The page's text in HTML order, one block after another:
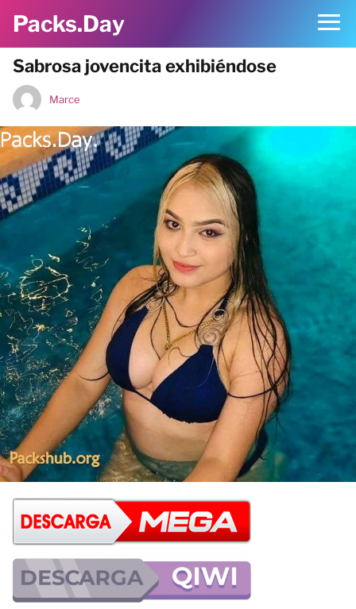
Packs.Day
Sabrosa jovencita exhibiéndose
Marce